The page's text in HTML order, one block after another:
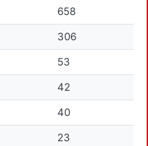
658
306
53
42
40
23